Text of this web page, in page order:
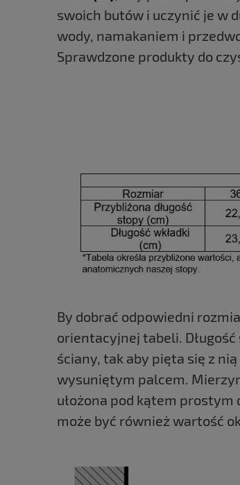
swoich butów i uczynić je w
wody, namakaniem i
Sprawdzone produkty do
By dobrać odpowiedni
orientacyjnej tabeli.
ściany, tak aby pięta się z
wysuniętym palcem.
ułożona pod kątem
może być również wartość